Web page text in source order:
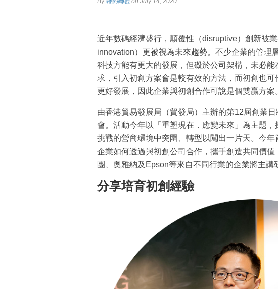
近年數碼經濟盛行，顛覆性（disruptive）創新被
innovation）更被視為未來趨勢。不少企業的管理
科技方能有更大的發展，但礙於公司架構，未必
求，引入初創方案會是較有效的方法，而初創也
更好發展，因此企業與初創合作可說是個雙贏方案
由香港貿易發展局（貿發局）主辦的第12屆創業
會。活動今年以「重塑現在．應變未來」為主題
挑戰的營商環境中突圍、轉型以闖出一片天。今
企業如何透過與初創公司合作，攜手創造共同價
團、奧雅納及Epson等來自不同行業的企業將主講
分享培育初創經驗
成
最